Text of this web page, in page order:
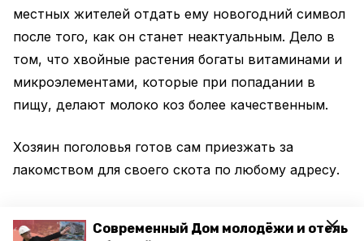
Современный Дом молодёжи и отель
местных жителей отдать ему новогодний символ
после того, как он станет неактуальным. Дело в
том, что хвойные растения богаты витаминами и
микроэлементами, которые при попадании в
пищу, делают молоко коз более качественным.
Хозяин поголовья готов сам приезжать за
лакомством для своего скота по любому адресу.
Отряд вечнозелёных растений появился около